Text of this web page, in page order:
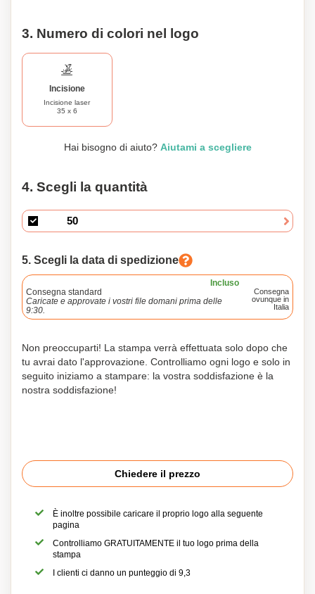
3. Numero di colori nel logo
Incisione
Incisione laser
35 x 6
Hai bisogno di aiuto? Aiutami a scegliere
4. Scegli la quantità
5. Scegli la data di spedizione
Incluso
Consegna standard
Caricate e approvate i vostri file domani prima delle
9:30.
Consegna
ovunque in
Italia
Non preoccuparti! La stampa verrà effettuata solo dopo che
tu avrai dato l'approvazione. Controlliamo ogni logo e solo in
seguito iniziamo a stampare: la vostra soddisfazione è la
nostra soddisfazione!
Chiedere il prezzo
È inoltre possibile caricare il proprio logo alla seguente
pagina
Controlliamo GRATUITAMENTE il tuo logo prima della
stampa
I clienti ci danno un punteggio di 9,3